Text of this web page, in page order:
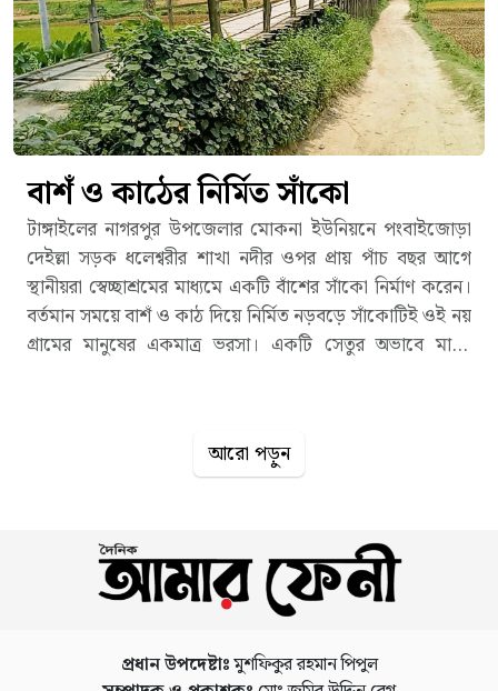
বাশঁ ও কাঠের নির্মিত সাঁকো
টাঙ্গাইলের নাগরপুর উপজেলার মোকনা ইউনিয়নে পংবাইজোড়া
দেইল্লা সড়ক ধলেশ্বরীর শাখা নদীর ওপর প্রায় পাঁচ বছর আগে
স্থানীয়রা স্বেচ্ছাশ্রমের মাধ্যমে একটি বাঁশের সাঁকো নির্মাণ করেন।
বর্তমান সময়ে বাশঁ ও কাঠ দিয়ে নির্মিত নড়বড়ে সাঁকোটিই ওই নয়
গ্রামের মানুষের একমাত্র ভরসা। একটি সেতুর অভাবে মানুষ
নেয়নি সংশ্লিষ্ট দফতর। সরেজমিনে গিয়ে একাধিক ব্যক্তির সাথে
গেছে। আর এখানে রেখে গেছে সরু খালের মতো শাখা নদী। নদীর
পাশেই জেগে ওঠা চরে ধীরে ধীরে মানুষ তাদের বসতি গড়তে শুরু
করলেও শুধুমাত্র সেতুর অভাবে অন্তহীন দুর্ভোগ পোহাতে হচ্ছে
সাঁকোটি নির্মাণ করা হয়েছিল। আর এখন এই ২ নম্বর ওয়ার্ডসহ
আরো পড়ুন
প্রধান উপদেষ্টাঃমুশফিকুর রহমান পিপুল